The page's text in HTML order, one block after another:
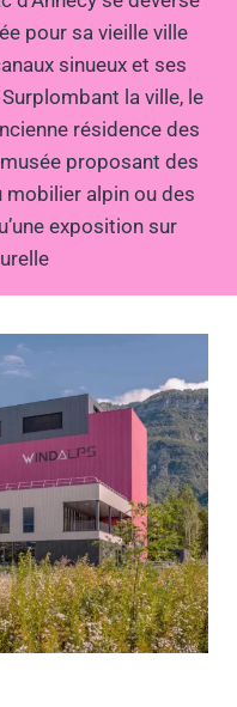
pour sa vieille ville
sinueux et ses
la ville, le
résidence des
proposant des
mobilier alpin ou des
exposition sur